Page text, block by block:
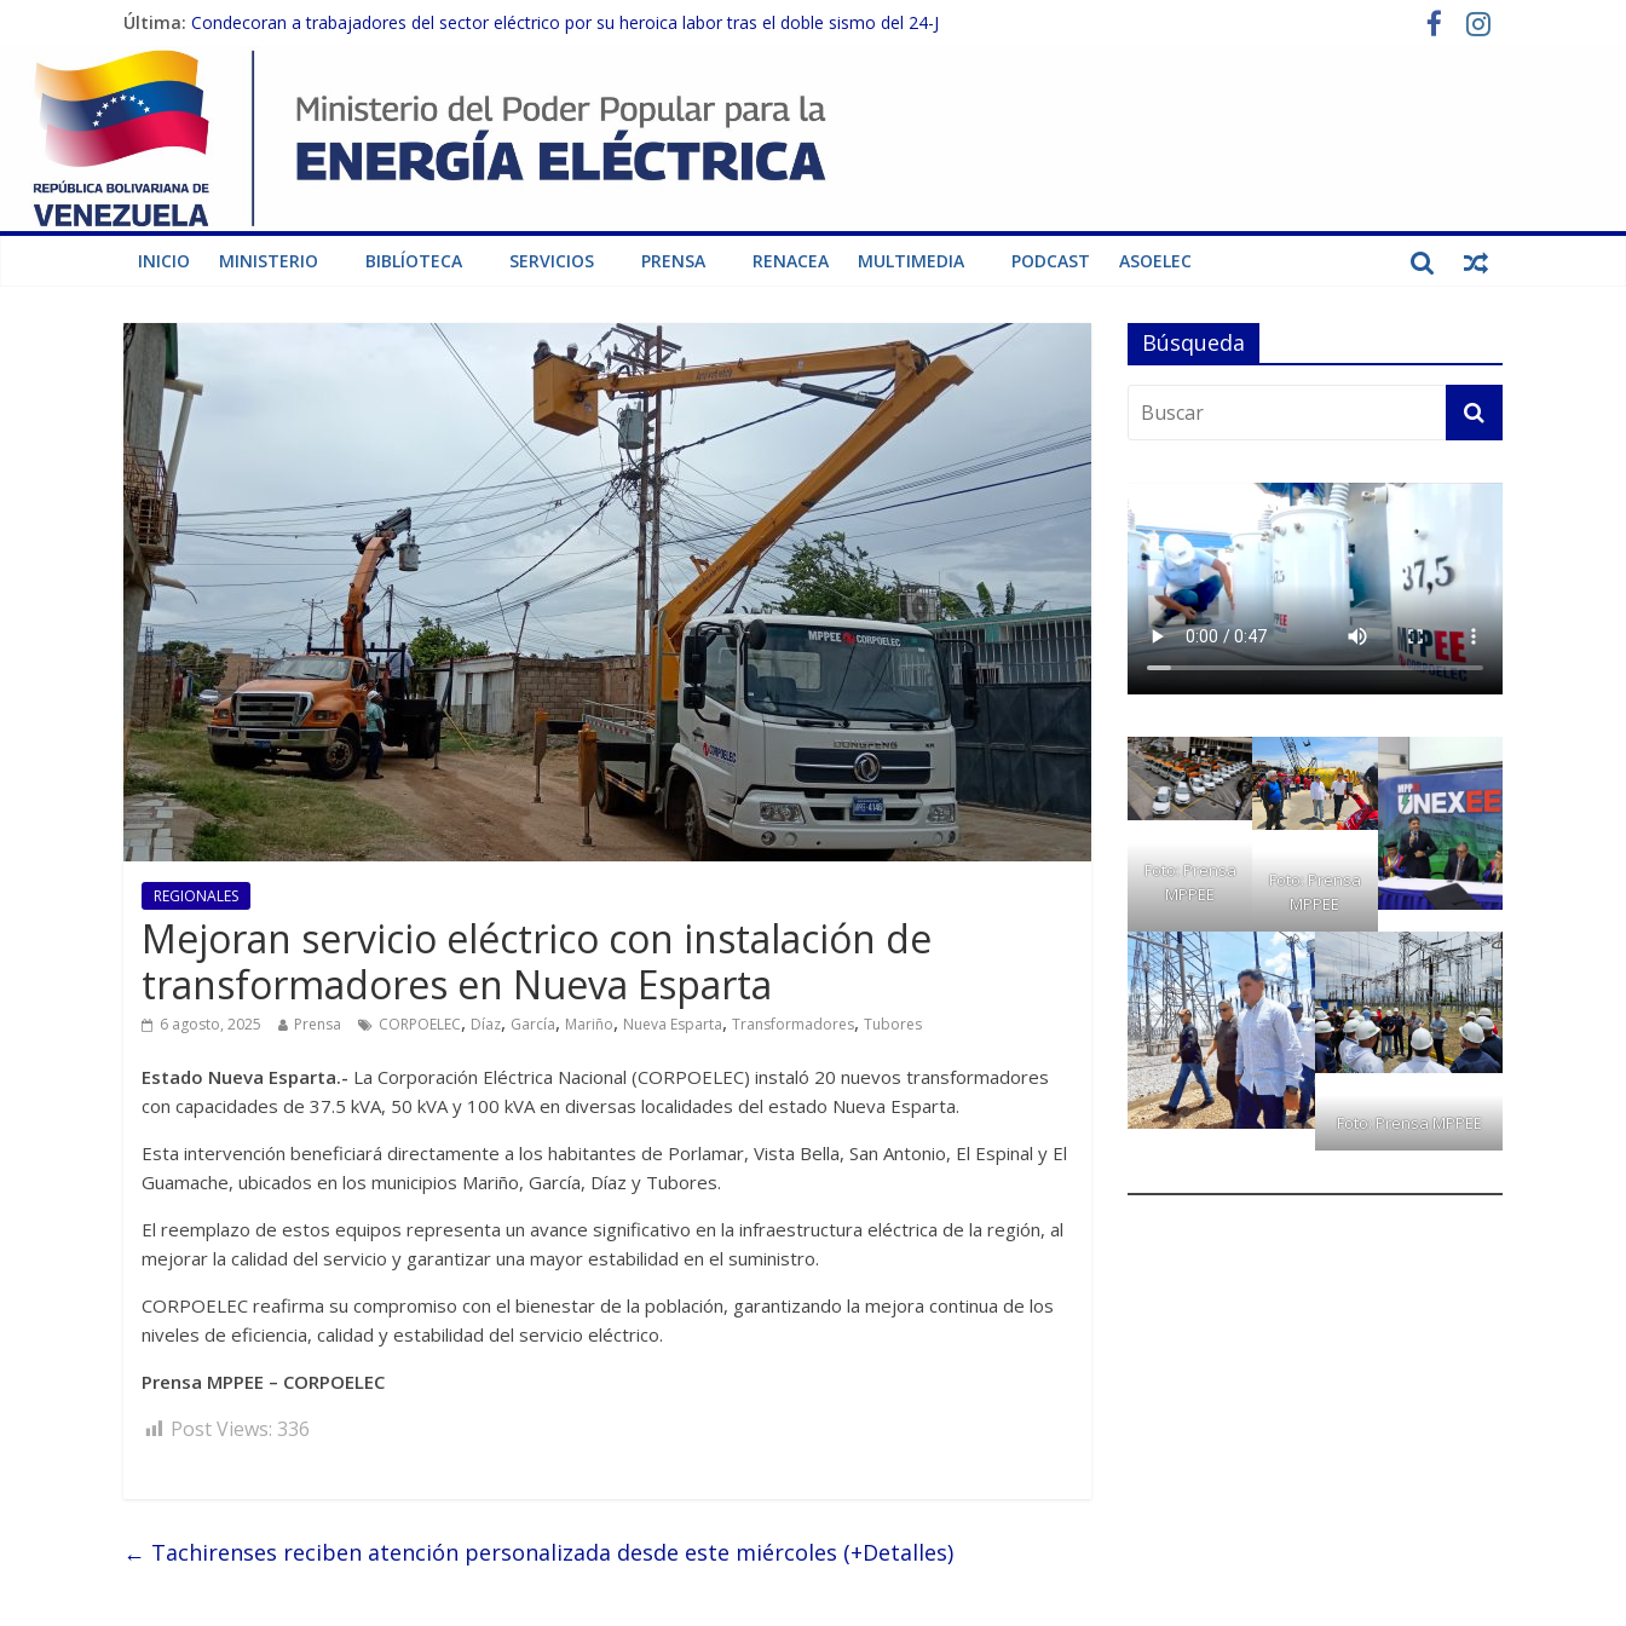
Última: Condecoran a trabajadores del sector eléctrico por su heroica labor tras el doble sismo del 24-J
Gobierno Nacional coordina acciones con el sector privado para fortalecer el SEN ante el «Súper Niño»
Inspeccionan trabajos de rehabilitación en instalaciones del SEN en Carabobo
Gobierno Nacional activa plan preventivo para fortalecer el SEN ante el fenómeno de El Niño
Termocarabobo recupera el 50% de su capacidad de generación para fortalecer el SEN
INICIO MINISTERIO BIBLÍOTECA SERVICIOS PRENSA RENACEA MULTIMEDIA PODCAST ASOELEC
REGIONALES
Mejoran servicio eléctrico con instalación de
transformadores en Nueva Esparta
6 agosto, 2025 Prensa CORPOELEC, Díaz, García, Mariño, Nueva Esparta, Transformadores, Tubores
Estado Nueva Esparta.- La Corporación Eléctrica Nacional (CORPOELEC) instaló 20 nuevos transformadores
con capacidades de 37.5 kVA, 50 kVA y 100 kVA en diversas localidades del estado Nueva Esparta.
Esta intervención beneficiará directamente a los habitantes de Porlamar, Vista Bella, San Antonio, El Espinal y El
Guamache, ubicados en los municipios Mariño, García, Díaz y Tubores.
El reemplazo de estos equipos representa un avance significativo en la infraestructura eléctrica de la región, al
mejorar la calidad del servicio y garantizar una mayor estabilidad en el suministro.
CORPOELEC reafirma su compromiso con el bienestar de la población, garantizando la mejora continua de los
niveles de eficiencia, calidad y estabilidad del servicio eléctrico.
Prensa MPPEE – CORPOELEC
Post Views: 336
← Tachirenses reciben atención personalizada desde este miércoles (+Detalles)
Búsqueda
Foto: Prensa
MPPEE
Foto: Prensa
MPPEE
Foto: Prensa MPPEE